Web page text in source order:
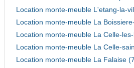
Location monte-meuble L'etang-la-
Location monte-meuble La
Location monte-meuble La Celle-
Location monte-meuble La Celle-
Location monte-meuble La Falaise